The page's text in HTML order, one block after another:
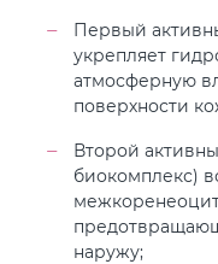
Первый
укрепляет
атмосферную
поверхности
Второй
биокомплекс)
наружу;